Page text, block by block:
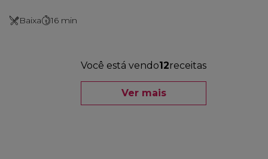
Baixa 16 min
Você está vendo12receitas
Ver mais